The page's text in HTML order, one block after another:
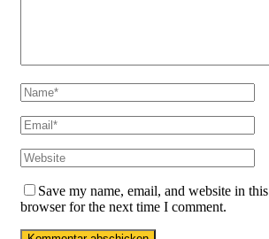
Save my name, email, and website in this
browser for the next time I comment.